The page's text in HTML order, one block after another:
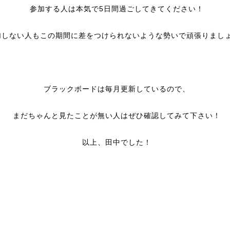
参加する人は本気で5日間過ごしてきてください！
ない人もこの期間に差をつけられないような勢いで頑張りまし
ブラックボードは毎月更新しているので、
まだちゃんと見たことが無い人 はぜひ確認してみて下さい！
以上、田中でした！